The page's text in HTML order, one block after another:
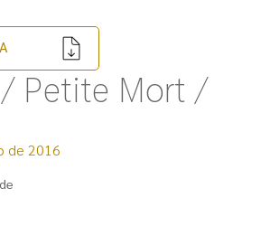
Petite Mort /
de 2016